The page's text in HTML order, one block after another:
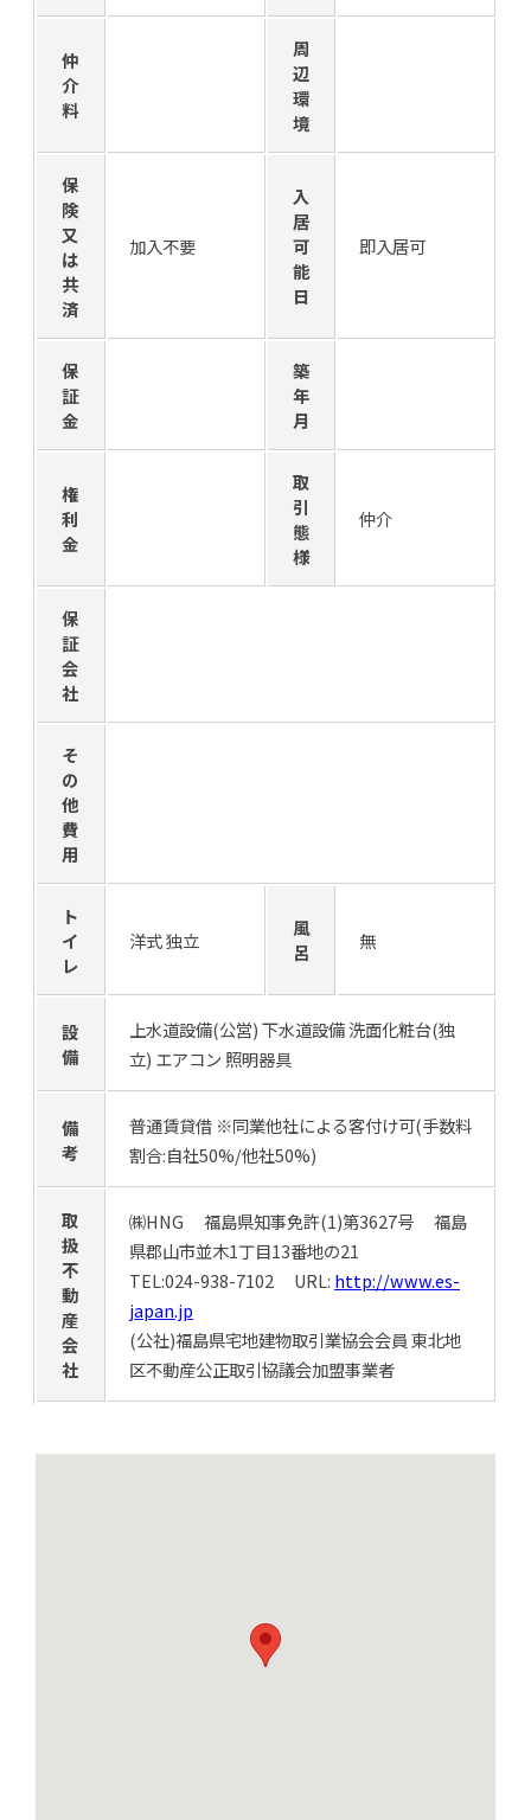
仲
介
料
周
辺
環
境
保
険
又
は
共
済
加入不要
入
居
可
能
日
即入居可
保
証
金
築
年
月
権
利
金
取
引
態
様
仲介
保
証
会
社
そ
の
他
費
用
ト
イ
レ
洋式 独立
風
呂
無
設
備
上水道設備(公営) 下水道設備 洗面化粧台(独
立) エアコン 照明器具
備
考
普通賃貸借 ※同業他社による客付け可(手数料
割合:自社50%/他社50%)
取
扱
不
動
産
会
社
㈱HNG 福島県知事免許(1)第3627号 福島
県郡山市並木1丁目13番地の21
TEL:024-938-7102 URL: http://www.es-
japan.jp
(公社)福島県宅地建物取引業協会会員 東北地
区不動産公正取引協議会加盟事業者